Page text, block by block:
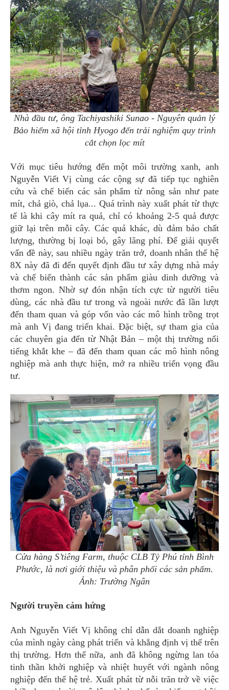
Nhà đầu tư, ông Tachiyashiki Sunao - Nguyên quản lý
Bảo hiểm xã hội tỉnh Hyogo đến trải nghiệm quy trình
cắt chọn lọc mít
Với mục tiêu hướng đến một môi trường xanh, anh
Nguyễn Viết Vị cùng các cộng sự đã tiếp tục nghiên
cứu và chế biến các sản phẩm từ nông sản như pate
mít, chả giò, chả lụa... Quá trình này xuất phát từ thực
tế là khi cây mít ra quả, chỉ có khoảng 2-5 quả được
giữ lại trên mỗi cây. Các quả khác, dù đảm bảo chất
lượng, thường bị loại bỏ, gây lãng phí. Để giải quyết
vấn đề này, sau nhiều ngày trăn trở, doanh nhân thế hệ
8X này đã đi đến quyết định đầu tư xây dựng nhà máy
và chế biến thành các sản phẩm giàu dinh dưỡng và
thơm ngon. Nhờ sự đón nhận tích cực từ người tiêu
dùng, các nhà đầu tư trong và ngoài nước đã lần lượt
đến tham quan và góp vốn vào các mô hình trồng trọt
mà anh Vị đang triển khai. Đặc biệt, sự tham gia của
các chuyên gia đến từ Nhật Bản – một thị trường nổi
tiếng khắt khe – đã đến tham quan các mô hình nông
nghiệp mà anh thực hiện, mở ra nhiều triển vọng đầu
tư.
Cửa hàng S’tiêng Farm, thuộc CLB Tỷ Phú tỉnh Bình
Phước, là nơi giới thiệu và phân phối các sản phẩm.
Ảnh: Trường Ngân
Người truyền cảm hứng
Anh Nguyễn Viết Vị không chỉ dẫn dắt doanh nghiệp
của mình ngày càng phát triển và khẳng định vị thế trên
thị trường. Hơn thế nữa, anh đã không ngừng lan tỏa
tinh thần khởi nghiệp và nhiệt huyết với ngành nông
nghiệp đến thế hệ trẻ. Xuất phát từ nỗi trăn trở về việc